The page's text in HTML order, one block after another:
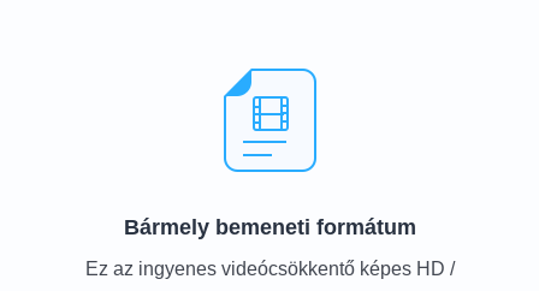
Bármely bemeneti formátum
Ez az ingyenes videócsökkentő képes HD /